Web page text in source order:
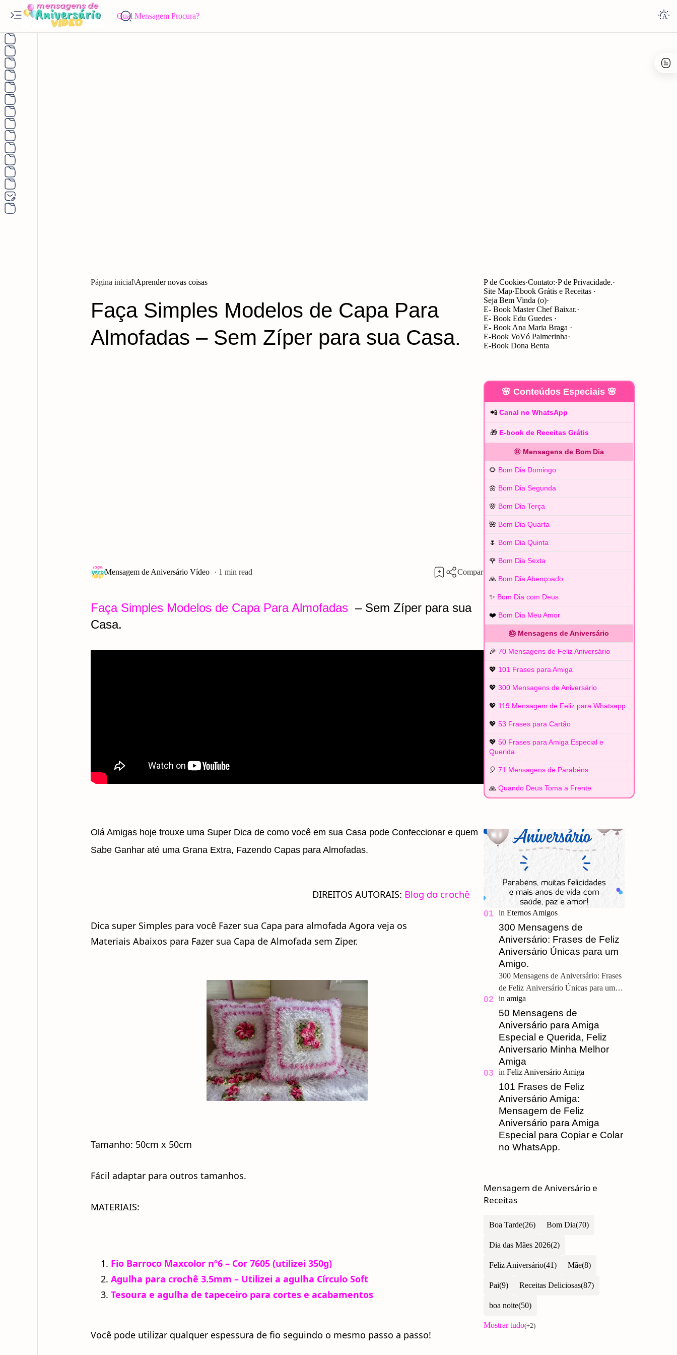
Página inicial Aprender novas coisas
Faça Simples Modelos de Capa Para
Almofadas – Sem Zíper para sua Casa.
1
Faça Simples Modelos de Capa Para Almofadas – Sem Zíper para sua
Casa.
Olá Amigas hoje trouxe uma Super Dica de como você em sua Casa pode Confeccionar e quem
Sabe Ganhar até uma Grana Extra, Fazendo Capas para Almofadas.
DIREITOS AUTORAIS: Blog do crochê
Dica super Simples para você Fazer sua Capa para almofada Agora veja os
Materiais Abaixos para Fazer sua Capa de Almofada sem Ziper.
Tamanho: 50cm x 50cm
Fácil adaptar para outros tamanhos.
MATERIAIS:
Fio Barroco Maxcolor nº6 – Cor 7605 (utilizei 350g)
Agulha para crochê 3.5mm – Utilizei a agulha Círculo Soft
Tesoura e agulha de tapeceiro para cortes e acabamentos
Você pode utilizar qualquer espessura de fio seguindo o mesmo passo a passo!
P de Cookies Contato: P de Privacidade.
Site Map Ebook Grátis e Receitas
Seja Bem Vinda (o)
E- Book Master Chef Baixar.
E- Book Edu Guedes
E- Book Ana Maria Braga
E-Book VoVó Palmerinha
E-Book Dona Benta
🌸 Conteúdos Especiais 🌸
📲 Canal no WhatsApp
🎁 E-book de Receitas Grátis
🌞 Mensagens de Bom Dia
🌻 Bom Dia Domingo
🌼 Bom Dia Segunda
🌸 Bom Dia Terça
🌺 Bom Dia Quarta
🌷 Bom Dia Quinta
🌹 Bom Dia Sexta
🙏 Bom Dia Abençoado
✨ Bom Dia com Deus
❤️ Bom Dia Meu Amor
🎂 Mensagens de Aniversário
🎉 70 Mensagens de Feliz Aniversário
💖 101 Frases para Amiga
💖 300 Mensagens de Aniversário
💖 119 Mensagem de Feliz para Whatsapp
💖 53 Frases para Cartão
💖 50 Frases para Amiga Especial e
Querida
🎈 71 Mensagens de Parabéns
🙏 Quando Deus Toma a Frente
300 Mensagens de
Aniversário: Frases de Feliz
Aniversário Únicas para um
Amigo.
300 Mensagens de Aniversário: Frases
de Feliz Aniversário Únicas para um
Amigo. Feliz Aniversário Meu
Querido, u ma grande amizade é um
presente pre…
50 Mensagens de
Aniversário para Amiga
Especial e Querida, Feliz
Aniversario Minha Melhor
Amiga
101 Frases de Feliz
Aniversário Amiga:
Mensagem de Feliz
Aniversário para Amiga
Especial para Copiar e Colar
no WhatsApp.
Mensagem de Aniversário e
Receitas
Boa Tarde Bom Dia
Dia das Mães 2026
Feliz Aniversário Mãe
Pai Receitas Deliciosas
boa noite